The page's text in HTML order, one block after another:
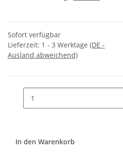
Sofort verfügbar
Lieferzeit: 1 - 3 Werktage (DE -
Ausland abweichend)
In den Warenkorb